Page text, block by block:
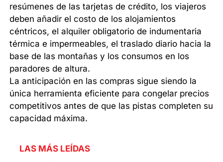
resúmenes de las tarjetas de crédito, los viajeros
deben añadir el costo de los alojamientos
céntricos, el alquiler obligatorio de indumentaria
térmica e impermeables, el traslado diario hacia la
base de las montañas y los consumos en los
paradores de altura.
La anticipación en las compras sigue siendo la
única herramienta eficiente para congelar precios
competitivos antes de que las pistas completen su
capacidad máxima.
LAS MÁS LEÍDAS